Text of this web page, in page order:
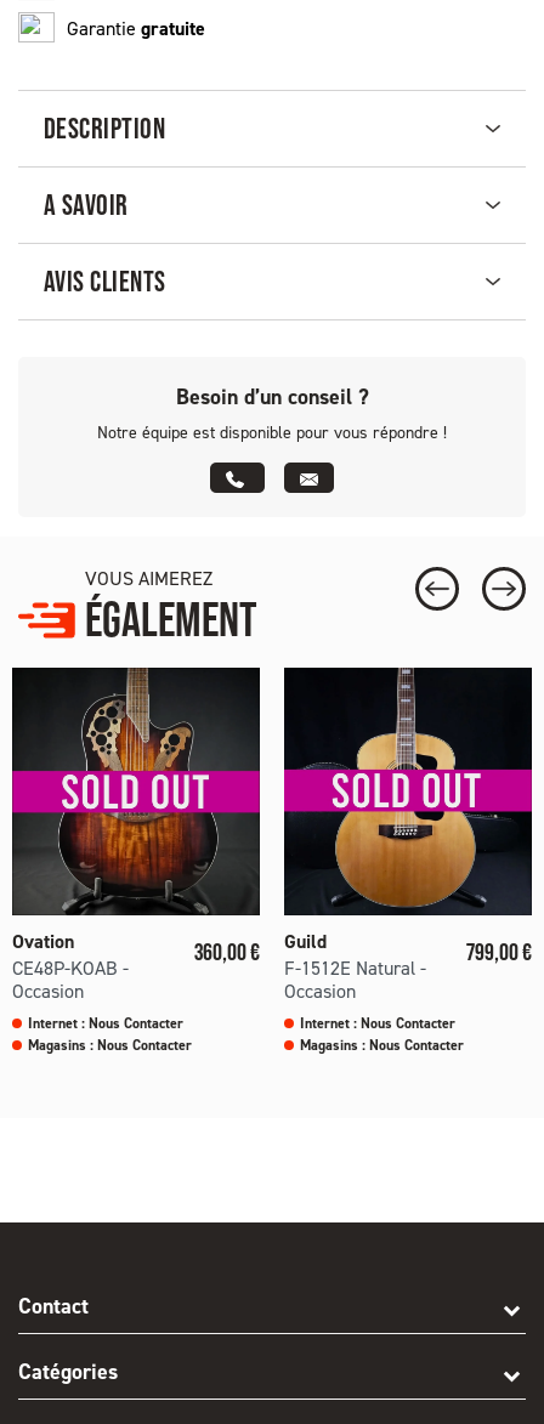
Garantie gratuite
DESCRIPTION
A SAVOIR
AVIS CLIENTS
Besoin d’un conseil ?
Notre équipe est disponible pour vous répondre !
VOUS AIMEREZ
ÉGALEMENT
Ovation
CE48P-KOAB -
Occasion
Prix
360,00 €
Internet : Nous Contacter
Magasins : Nous Contacter
Guild
F-1512E Natural -
Occasion
Prix
799,00 €
Internet : Nous Contacter
Magasins : Nous Contacter
Contact
Catégories